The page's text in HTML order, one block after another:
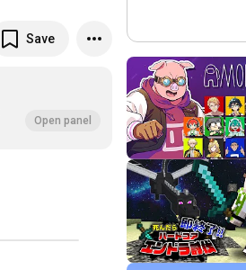
Save
Open panel